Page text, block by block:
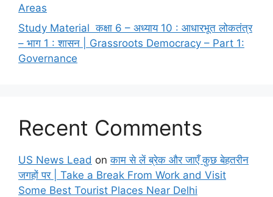
Areas
Study Material कक्षा 6 – अध्याय 10 : आधारभूत लोकतंत्र
– भाग 1 : शासन | Grassroots Democracy – Part 1:
Governance
Recent Comments
US News Lead onकाम से लें ब्रेक और जाएँ कुछ बेहतरीन
जगहों पर | Take a Break From Work and Visit
Some Best Tourist Places Near Delhi